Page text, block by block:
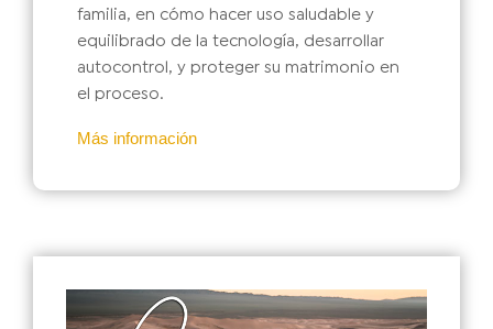
familia, en cómo hacer uso saludable y
equilibrado de la tecnología, desarrollar
autocontrol, y proteger su matrimonio en
el proceso.
Más información